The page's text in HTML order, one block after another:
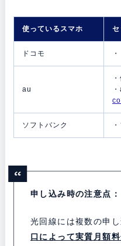
使っているスマホ
ドコモ
au
ソフトバンク
申し込み時の注意点：
光回線には複数の申
口によって実質月額